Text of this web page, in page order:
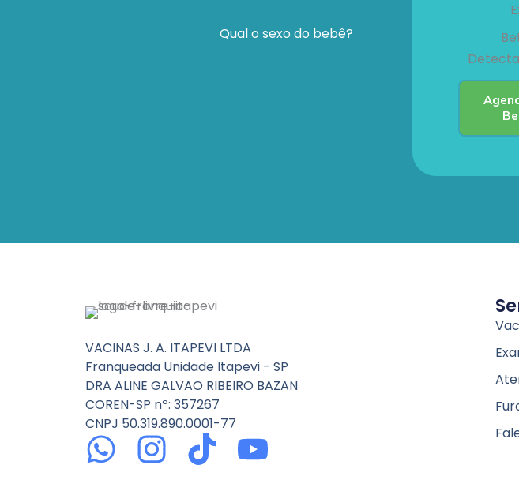
Qual o sexo do bebê?
VACINAS J. A. ITAPEVI LTDA
Franqueada Unidade Itapevi - SP
DRA ALINE GALVAO RIBEIRO BAZAN
COREN-SP nº: 357267
CNPJ 50.319.890.0001-77
W I T
i
Y